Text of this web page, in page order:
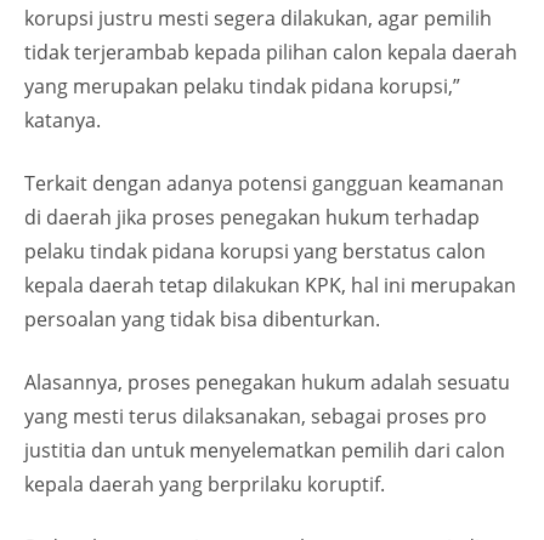
korupsi justru mesti segera dilakukan, agar pemilih
tidak terjerambab kepada pilihan calon kepala daerah
yang merupakan pelaku tindak pidana korupsi,”
katanya.
Terkait dengan adanya potensi gangguan keamanan
di daerah jika proses penegakan hukum terhadap
pelaku tindak pidana korupsi yang berstatus calon
kepala daerah tetap dilakukan KPK, hal ini merupakan
persoalan yang tidak bisa dibenturkan.
Alasannya, proses penegakan hukum adalah sesuatu
yang mesti terus dilaksanakan, sebagai proses pro
justitia dan untuk menyelematkan pemilih dari calon
kepala daerah yang berprilaku koruptif.